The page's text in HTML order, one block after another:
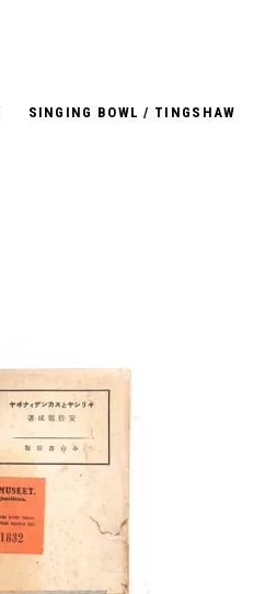
SINGING BOWL / TINGSHAW